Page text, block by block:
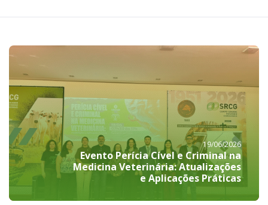
19/06/2026
Evento Perícia Cível e Criminal na
Medicina Veterinária: Atualizações
e Aplicações Práticas